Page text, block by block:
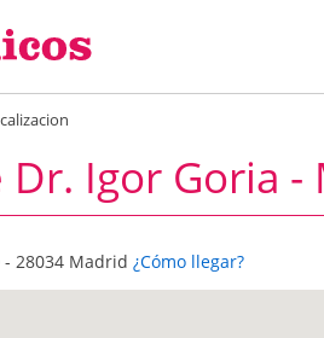
Dr. Igor Goria
- 28034 Madrid ¿Cómo llegar?